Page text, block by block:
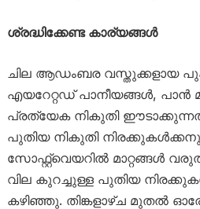
ശ്രദ്ധിക്കേണ്ട കാര്യങ്ങൾ
ചില ആഡംബര വസ്തുക്കളായ
എയറേറ്റഡ് പാനീയങ്ങൾ, പാൻ
പ്രത്യേക നികുതി
പുതിയ നികുതി
സോഫ്റ്റ്‌വെയറിൽ മാറ്റങ്ങൾ
വില കുറച്ചുള്ള പുതിയ
കഴിഞ്ഞു. തിങ്കളാഴ്ച മുതൽ